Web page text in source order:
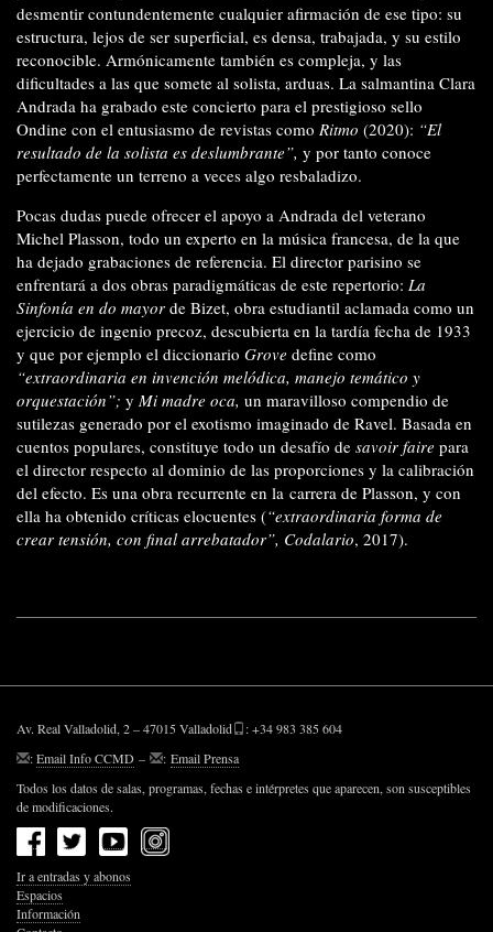
desmentir contundentemente cualquier afirmación de ese tipo: su
estructura, lejos de ser superficial, es densa, trabajada, y su estilo
reconocible. Armónicamente también es compleja, y las
dificultades a las que somete al solista, arduas. La salmantina Clara
Andrada ha grabado este concierto para el prestigioso sello
Ondine con el entusiasmo de revistas como Ritmo (2020): “El
resultado de la solista es deslumbrante”, y por tanto conoce
perfectamente un terreno a veces algo resbaladizo.
Pocas dudas puede ofrecer el apoyo a Andrada del veterano
Michel Plasson, todo un experto en la música francesa, de la que
ha dejado grabaciones de referencia. El director parisino se
enfrentará a dos obras paradigmáticas de este repertorio: La
Sinfonía en do mayor de Bizet, obra estudiantil aclamada como un
ejercicio de ingenio precoz, descubierta en la tardía fecha de 1933
y que por ejemplo el diccionario Grove define como
“extraordinaria en invención melódica, manejo temático y
orquestación”; y Mi madre oca, un maravilloso compendio de
sutilezas generado por el exotismo imaginado de Ravel. Basada en
cuentos populares, constituye todo un desafío de savoir faire para
el director respecto al dominio de las proporciones y la calibración
del efecto. Es una obra recurrente en la carrera de Plasson, y con
ella ha obtenido críticas elocuentes (“extraordinaria forma de
crear tensión, con final arrebatador”, Codalario, 2017).
Av. Real Valladolid, 2 – 47015 Valladolid
: +34 983 385 604
:Email Info CCMD – : Email Prensa
Todos los datos de salas, programas, fechas e intérpretes que aparecen, son susceptibles
de modificaciones.
Ir a entradas y abonos
Espacios
Información